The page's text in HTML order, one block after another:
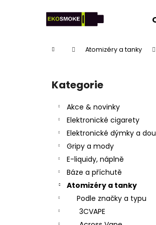
Domů Atomizéry a tanky
Přeskočit
kategorie
Kategorie
Akce & novinky
Elektronické cigarety
Elektronické dýmky a
Gripy a mody
E-liquidy, náplně
Báze a příchutě
Atomizéry a tanky
Podle značky a typu
3CVAPE
Zpět
Zpět